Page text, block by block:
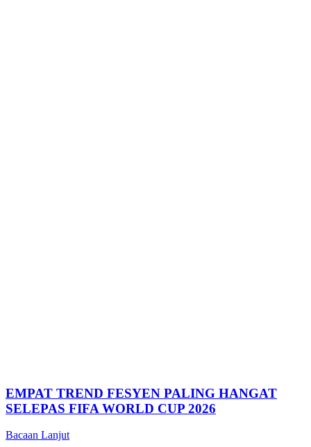
EMPAT TREND FESYEN PALING HANGAT
SELEPAS FIFA WORLD CUP 2026
Bacaan Lanjut